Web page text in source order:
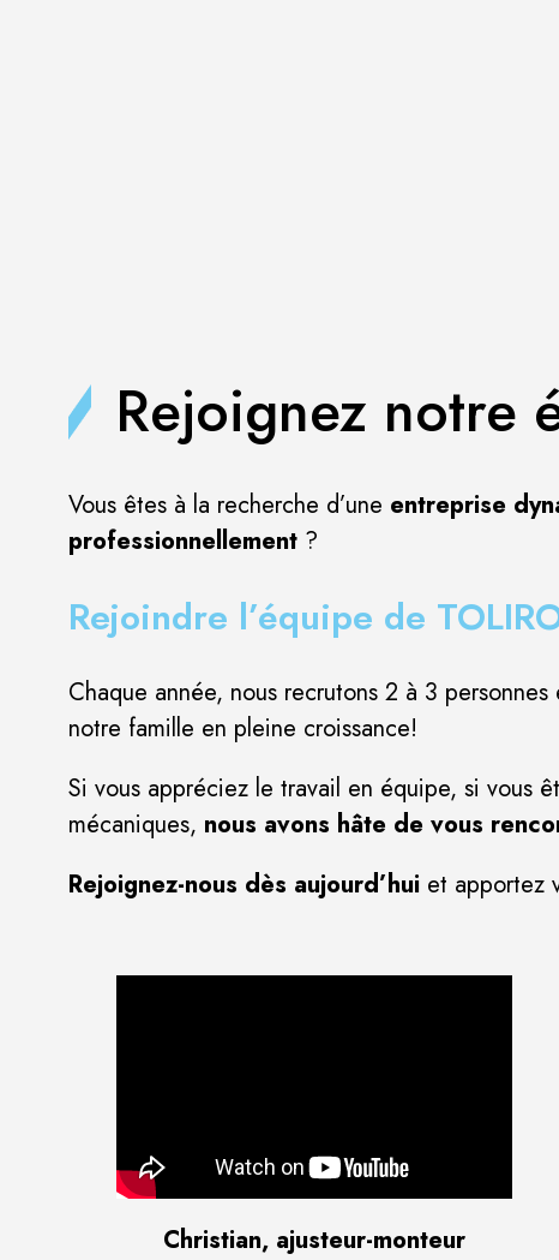
Rejoignez notre
Vous êtes à la recherche d’une entreprise
professionnellement ?
Rejoindre l’équipe de
Chaque année, nous recrutons 2 à 3
notre famille en pleine croissance!
Si vous appréciez le travail en équipe, si vous
mécaniques, nous avons hâte de vous
Rejoignez-nous dès aujourd’hui et apportez
Christian, ajusteur-monteur